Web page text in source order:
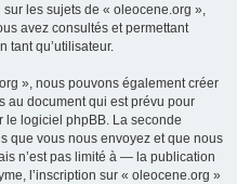
les sujets de « oleocene.org »,
avez consultés et permettant
tant qu’utilisateur.
», nous pouvons également créer
au document qui est prévu pour
le logiciel phpBB. La seconde
que vous nous envoyez et que nous
n’est pas limité à — la publication
l’inscription sur « oleocene.org »